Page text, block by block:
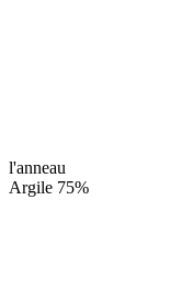
l'anneau
Argile 75%